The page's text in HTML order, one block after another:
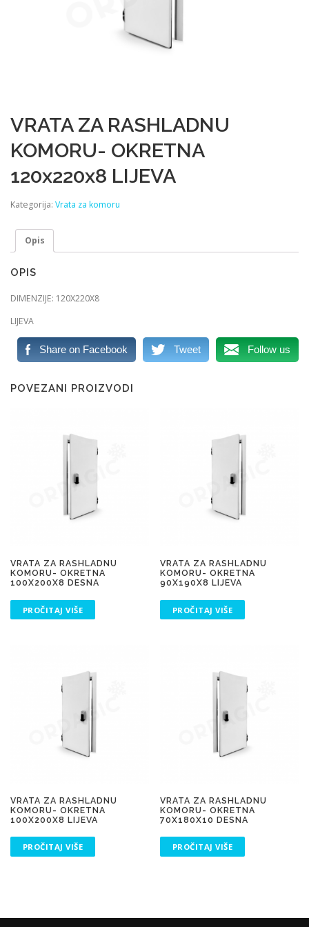
VRATA ZA RASHLADNU
KOMORU- OKRETNA
120x220x8 LIJEVA
Kategorija: Vrata za komoru
Opis
OPIS
DIMENZIJE: 120X220X8
LIJEVA
Share on Facebook Tweet Follow us
POVEZANI PROIZVODI
VRATA ZA RASHLADNU
KOMORU- OKRETNA
100X200X8 DESNA
PROČITAJ VIŠE
VRATA ZA RASHLADNU
KOMORU- OKRETNA
90X190X8 LIJEVA
PROČITAJ VIŠE
VRATA ZA RASHLADNU
KOMORU- OKRETNA
100X200X8 LIJEVA
PROČITAJ VIŠE
VRATA ZA RASHLADNU
KOMORU- OKRETNA
70X180X10 DESNA
PROČITAJ VIŠE